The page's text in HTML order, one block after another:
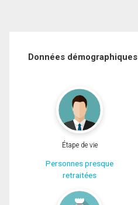
Données démographiques
Étape de vie
Personnes presque
retraitées